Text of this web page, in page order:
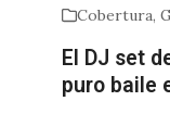
Cobertura,
El DJ set
puro baile